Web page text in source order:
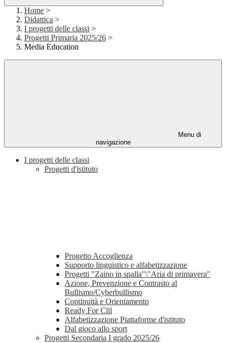
Home >
Didattica >
I progetti delle classi >
Progetti Primaria 2025/26 >
Media Education
Menu di
navigazione
I progetti delle classi
Progetti d'istituto
Progetto Accoglienza
Supporto linguistico e alfabetizzazione
Progetti "Zaino in spalla"\"Aria di primavera"
Azione, Prevenzione e Contrasto al
Bullismo/Cyberbullismo
Continuità e Orientamento
Ready For Clil
Alfabetizzazione Piattaforme d'istituto
Dal gioco allo sport
Progetti Secondaria I grado 2025/26